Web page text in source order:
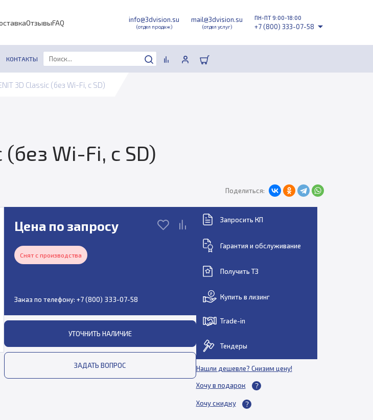
ОтзывыFAQ info@3dvision.su
(отдел продаж)
mail@3dvision.su
(отдел услуг)
ПН-ПТ 9:00-18:00
+7 (800) 333-07-58
КОНТАКТЫ
3D Classic (без Wi-Fi, c SD)
Wi-Fi, c SD)
Поделиться:
Цена по запросу
Снят с производства
Заказ по телефону: +7 (800) 333-07-58
УТОЧНИТЬ НАЛИЧИЕ
ЗАДАТЬ ВОПРОС
Запросить КП
Гарантия и обслуживание
Получить ТЗ
Купить в лизинг
Trade-in
Тендеры
Нашли дешевле? Снизим цену!
Хочу в подарок
Хочу скидку